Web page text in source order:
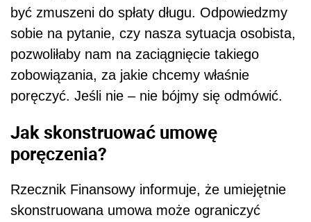
być zmuszeni do spłaty długu. Odpowiedzmy
sobie na pytanie, czy nasza sytuacja osobista,
pozwoliłaby nam na zaciągnięcie takiego
zobowiązania, za jakie chcemy właśnie
poręczyć. Jeśli nie – nie bójmy się odmówić.
Jak skonstruować umowę
poręczenia?
Rzecznik Finansowy informuje, że umiejętnie
skonstruowana umowa może ograniczyć